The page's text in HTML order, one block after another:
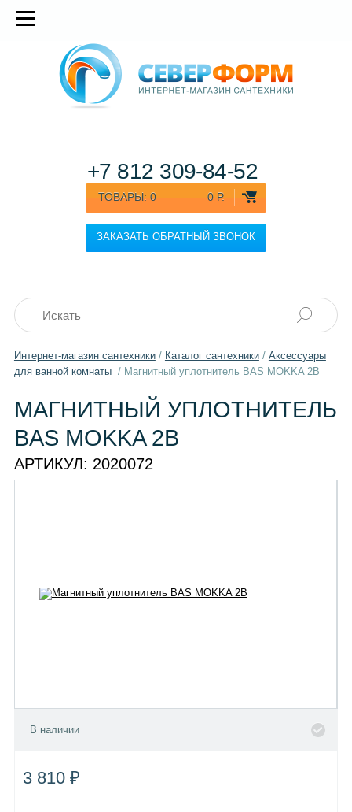
ТОВАРЫ: 0 0 Р.
ЗАКАЗАТЬ ОБРАТНЫЙ ЗВОНОК
+7 812 309-84-52
Интернет-магазин сантехники/ Каталог сантехники/ Aксессуары
для ванной комнаты / Магнитный уплотнитель BAS MOKKA 2B
МАГНИТНЫЙ УПЛОТНИТЕЛЬ
BAS MOKKA 2B
АРТИКУЛ: 2020072
В наличии
3 810 ₽